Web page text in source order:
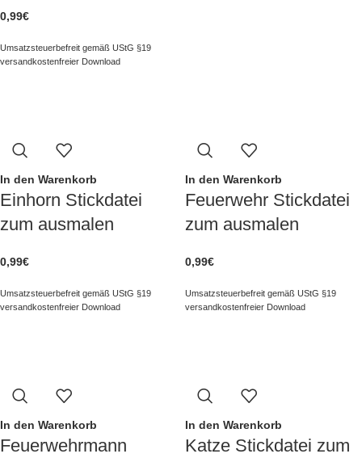
0,99€
Umsatzsteuerbefreit gemäß UStG §19
versandkostenfreier Download
In den Warenkorb
Einhorn Stickdatei
zum ausmalen
0,99€
Umsatzsteuerbefreit gemäß UStG §19
versandkostenfreier Download
In den Warenkorb
Feuerwehr Stickdatei
zum ausmalen
0,99€
Umsatzsteuerbefreit gemäß UStG §19
versandkostenfreier Download
In den Warenkorb
Feuerwehrmann
In den Warenkorb
Katze Stickdatei zum